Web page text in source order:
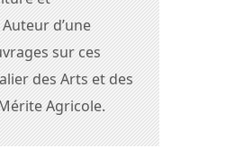
d’une
sur ces
des Arts et des
Agricole.